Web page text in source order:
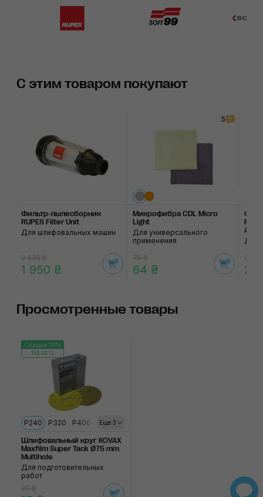
С этим товаром покупают
Фильтр-пылесборник
RUPES Filter Unit
Для шлифовальных машин
2 435 ₴
1 950 ₴
5
Микрофибра CDL Micro
Light
Для универсального
применения
75 ₴
64 ₴
Для
3
2
Просмотренные товары
Скидка 10%
155:52:12
Еще 3
P240 P320 P400 P500 P600
Шлифовальный круг KOVAX
Maxfilm Super Tack Ø75 mm
Multihole
Для подготовительных
работ
20 ₴